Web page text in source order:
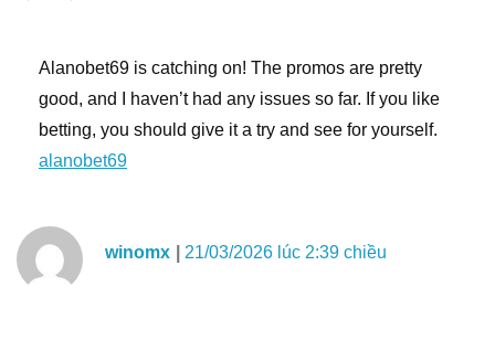
Alanobet69 is catching on! The promos are pretty
good, and I haven’t had any issues so far. If you like
betting, you should give it a try and see for yourself.
alanobet69
winomx 21/03/2026 lúc 2:39 chiều